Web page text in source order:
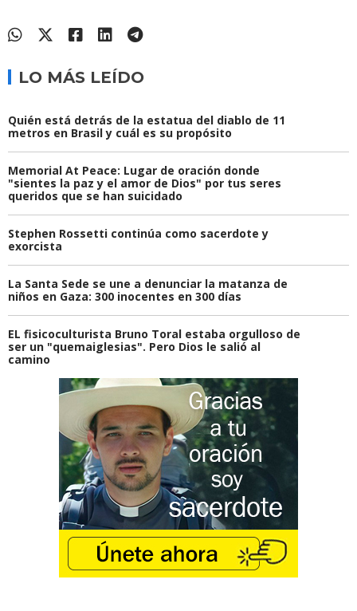
LO MÁS LEÍDO
Quién está detrás de la estatua del diablo de 11
metros en Brasil y cuál es su propósito
Memorial At Peace: Lugar de oración donde
"sientes la paz y el amor de Dios" por tus seres
queridos que se han suicidado
Stephen Rossetti continúa como sacerdote y
exorcista
La Santa Sede se une a denunciar la matanza de
niños en Gaza: 300 inocentes en 300 días
EL fisicoculturista Bruno Toral estaba orgulloso de
ser un "quemaiglesias". Pero Dios le salió al
camino